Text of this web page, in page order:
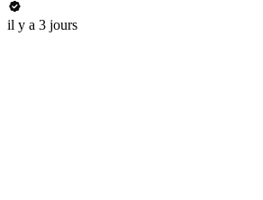
il y a 3 jours